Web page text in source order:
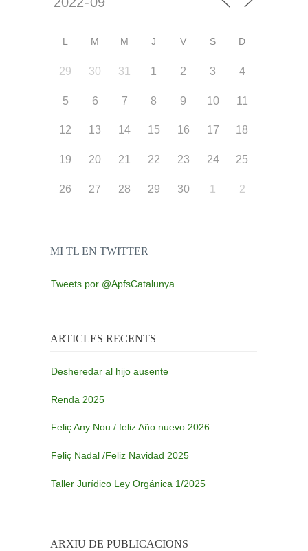
L M M J V S D
29 30 31 1 2 3 4
5 6 7 8 9 10 11
12 13 14 15 16 17 18
19 20 21 22 23 24 25
26 27 28 29 30 1 2
MI TL EN TWITTER
Tweets por @ApfsCatalunya
ARTICLES RECENTS
Desheredar al hijo ausente
Renda 2025
Feliç Any Nou / feliz Año nuevo 2026
Feliç Nadal /Feliz Navidad 2025
Taller Jurídico Ley Orgánica 1/2025
ARXIU DE PUBLICACIONS